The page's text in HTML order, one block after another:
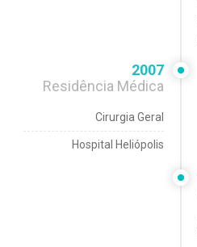
2007
Residência Médica
Cirurgia Geral
Hospital Heliópolis